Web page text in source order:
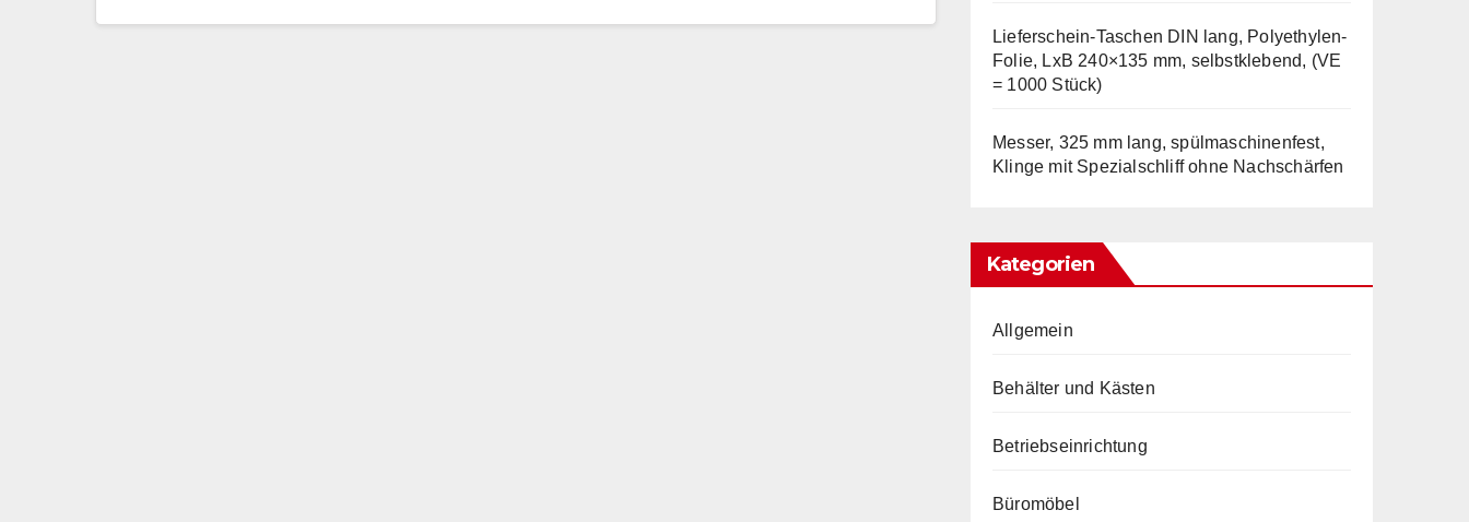
Lieferschein-Taschen DIN lang, Polyethylen-
Folie, LxB 240×135 mm, selbstklebend, (VE
= 1000 Stück)
Messer, 325 mm lang, spülmaschinenfest,
Klinge mit Spezialschliff ohne Nachschärfen
Kategorien
Allgemein
Behälter und Kästen
Betriebseinrichtung
Büromöbel